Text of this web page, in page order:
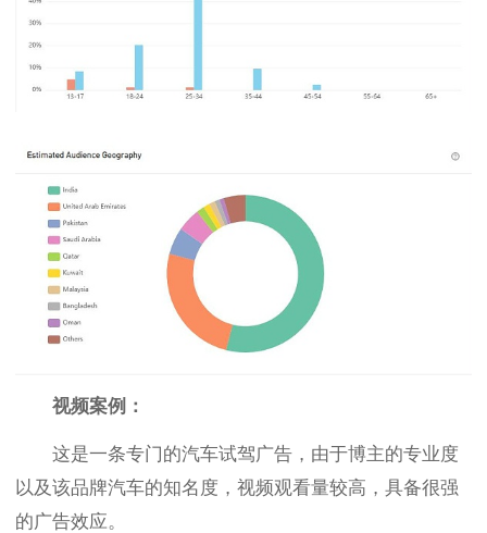
视频案例：
这是一条专门的汽车试驾广告，由于博主的专业度
以及该品牌汽车的知名度，视频观看量较高，具备很强
的广告效应。